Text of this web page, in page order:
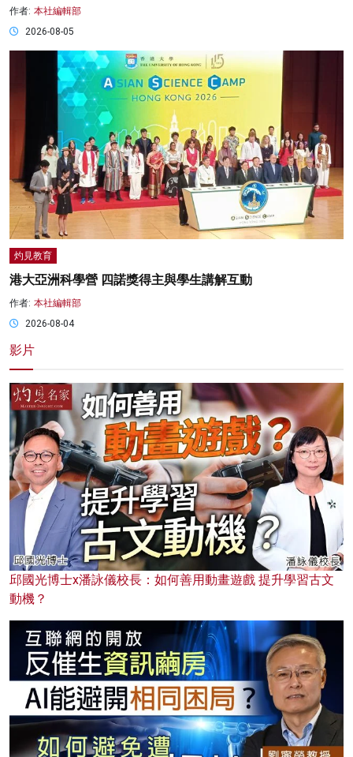
作者: 本社編輯部
2026-08-05
灼見教育
港大亞洲科學營 四諾獎得主與學生講解互動
作者: 本社編輯部
2026-08-04
影片
邱國光博士x潘詠儀校長：如何善用動畫遊戲 提升學習古文
動機？